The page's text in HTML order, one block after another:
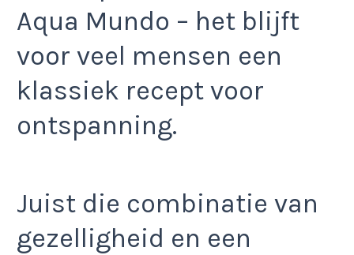
Aqua Mundo – het blijft
voor veel mensen een
klassiek recept voor
ontspanning.
Juist die combinatie van
gezelligheid en een